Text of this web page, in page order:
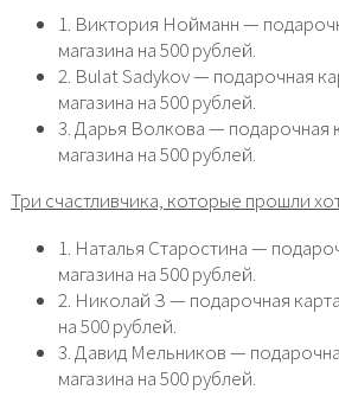
1. Виктория Нойманн —
магазина на 500 рублей.
2. Bulat Sadykov — подарочная
магазина на 500 рублей.
3. Дарья Волкова — подарочная
магазина на 500 рублей.
Три счастливчика, которые прошли
1. Наталья Старостина —
магазина на 500 рублей.
2. Николай З — подарочная
на 500 рублей.
3. Давид Мельников —
магазина на 500 рублей.